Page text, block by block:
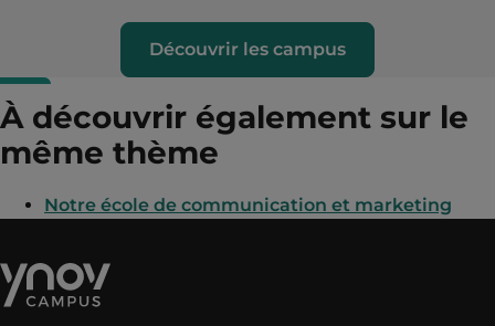
Découvrir les campus
À découvrir également sur le
même thème
Notre école de communication et marketing